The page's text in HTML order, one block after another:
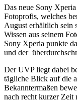
Das neue Sony
Fotoprofis, welches
August erhältlich sein
Wissen aus seinem
Sony Xperia punkte
und der
Der UVP liegt dabei
tägliche Blick auf die
Bekanntermaßen
nach recht kurzer Zeit